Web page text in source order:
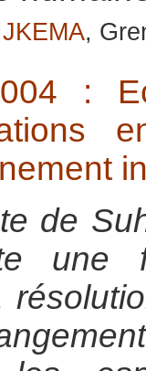
,
:
de
une